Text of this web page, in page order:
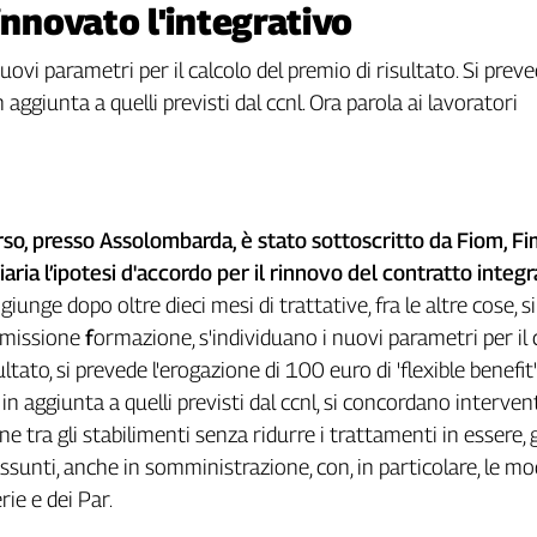
l'integrativo
parametri per il calcolo del premio di risultato. Si
a quelli previsti dal ccnl. Ora parola ai lavoratori
presso Assolombarda, è stato sottoscritto da Fiom,
l’ipotesi d'accordo per il rinnovo del contratto
dopo oltre dieci mesi di trattative, fra le altre cose, si
formazione, s'individuano i nuovi parametri per il
si prevede l'erogazione di 100 euro di 'flexible
aggiunta a quelli previsti dal ccnl, si concordano
tra gli stabilimenti senza ridurre i trattamenti in essere,
anche in somministrazione, con, in particolare, le
e dei Par.